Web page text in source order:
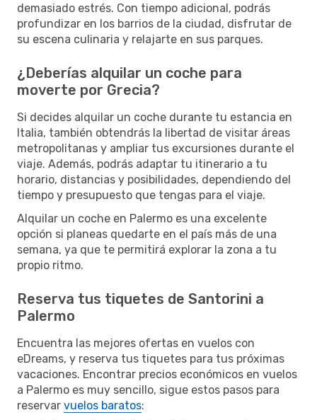
demasiado estrés. Con tiempo adicional, podrás
profundizar en los barrios de la ciudad, disfrutar de
su escena culinaria y relajarte en sus parques.
¿Deberías alquilar un coche para
moverte por Grecia?
Si decides alquilar un coche durante tu estancia en
Italia, también obtendrás la libertad de visitar áreas
metropolitanas y ampliar tus excursiones durante el
viaje. Además, podrás adaptar tu itinerario a tu
horario, distancias y posibilidades, dependiendo del
tiempo y presupuesto que tengas para el viaje.
Alquilar un coche en Palermo es una excelente
opción si planeas quedarte en el país más de una
semana, ya que te permitirá explorar la zona a tu
propio ritmo.
Reserva tus tiquetes de Santorini a
Palermo
Encuentra las mejores ofertas en vuelos con
eDreams, y reserva tus tiquetes para tus próximas
vacaciones. Encontrar precios económicos en vuelos
a Palermo es muy sencillo, sigue estos pasos para
reservar vuelos baratos: